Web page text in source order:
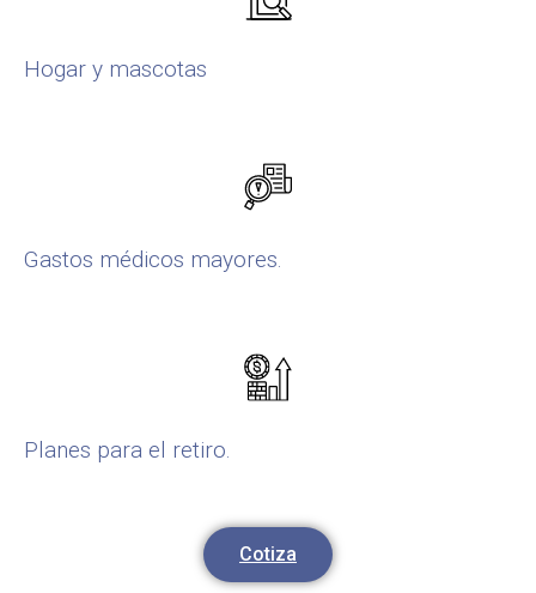
Hogar y mascotas
Gastos médicos mayores.
Planes para el retiro.
Cotiza